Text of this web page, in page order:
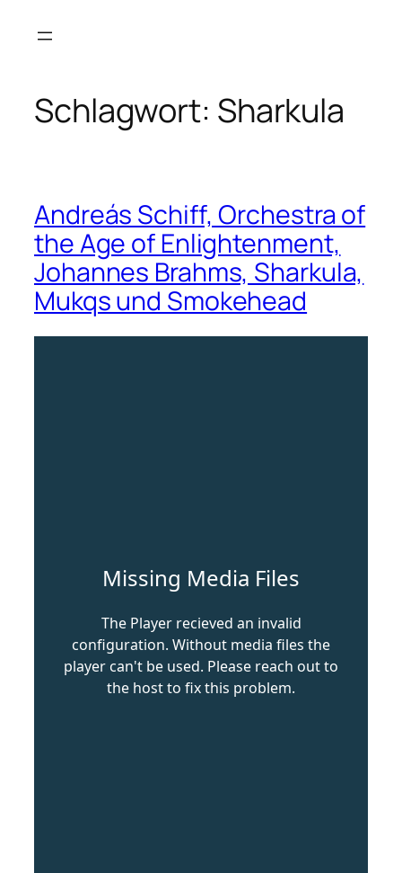
Inhalt
Schlagwort: Sharkula
Andreás Schiff, Orchestra of
the Age of Enlightenment,
Johannes Brahms, Sharkula,
Mukqs und Smokehead